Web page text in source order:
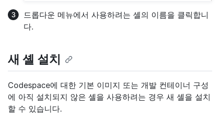
드롭다운 메뉴에서 사용하려는 셸의 이름을 클릭합니
다.
새 셸 설치
Codespace에 대한 기본 이미지 또는 개발 컨테이너 구성
에 아직 설치되지 않은 셸을 사용하려는 경우 새 셸을 설치
할 수 있습니다.